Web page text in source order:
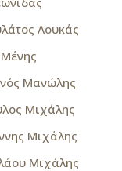
Λουκάς
Μανώλης
Μιχάλης
Μιχάλης
Μιχάλης